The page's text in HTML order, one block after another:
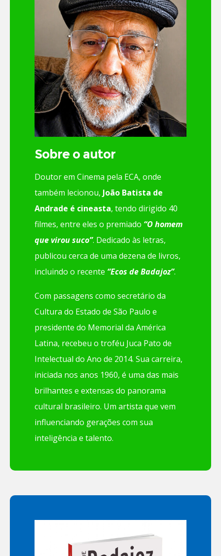
Sobre o autor
Doutor em Cinema pela ECA, onde
também lecionou, João Batista de
Andrade é cineasta, tendo dirigido 40
filmes, entre eles o premiado “O homem
que virou suco”. Dedicado às letras,
publicou cerca de uma dezena de livros,
incluindo o recente “Ecos de Badajoz”.
Com passagens como secretário da
Cultura do Estado de São Paulo e
presidente do Memorial da América
Latina, recebeu o troféu Juca Pato de
Intelectual do Ano de 2014. Sua carreira,
iniciada nos anos 1960, é uma das mais
brilhantes e extensas do panorama
cultural brasileiro. Um artista que vem
influenciando gerações com sua
inteligência e talento.